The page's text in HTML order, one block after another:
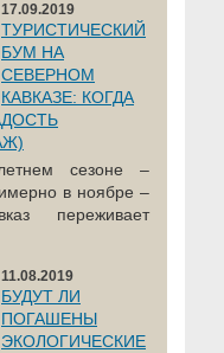
17.09.2019
ТУРИСТИЧЕСКИЙ
БУМ НА
СЕВЕРНОМ
КАВКАЗЕ: КОГДА
сезоне –
в ноябре –
переживает
11.08.2019
БУДУТ ЛИ
ПОГАШЕНЫ
ЭКОЛОГИЧЕСКИЕ